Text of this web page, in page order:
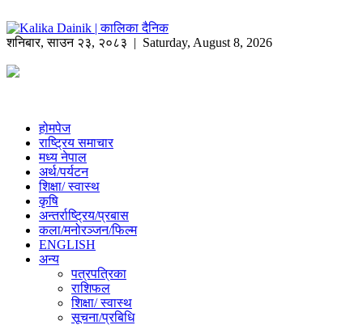
शनिबार,साउन २३, २०८३ | Saturday, August 8, 2026
होमपेज
राष्ट्रिय समाचार
मध्य नेपाल
अर्थ/पर्यटन
शिक्षा/ स्वास्थ
कृषि
अन्तर्राष्ट्रिय/प्रबास
कला/मनोरञ्जन/फिल्म
ENGLISH
अन्य
पत्रपत्रिका
राशिफल
शिक्षा/ स्वास्थ
सूचना/प्रबिधि